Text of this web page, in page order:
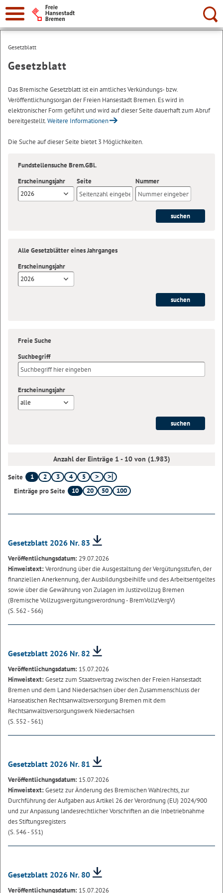
Suche:
Gesetzblatt
Gesetzblatt
Das Bremische Gesetzblatt ist ein amtliches Verkündungs- bzw.
Veröffentlichungsorgan der Freien Hansestadt Bremen. Es wird in
elektronischer Form geführt und wird auf dieser Seite dauerhaft zum Abruf
bereitgestellt.Weitere Informationen
Die Suche auf dieser Seite bietet 3 Möglichkeiten.
Fundstellensuche Brem.GBl.
Erscheinungsjahr
2026
Seite Nummer
Alle Gesetzblätter eines Jahrganges
Erscheinungsjahr
2026
Freie Suche
Suchbegriff
Erscheinungsjahr
alle
Anzahl der Einträge 1 - 10 von (1.983)
Seite 1 2 3 4
5
Einträge pro Seite
10 20 50 100
Gesetzblatt 2026 Nr. 83
Veröffentlichungsdatum: 29.07.2026
Hinweistext:Verordnung über die Ausgestaltung der Vergütungsstufen, der
finanziellen Anerkennung, der Ausbildungsbeihilfe und des Arbeitsentgeltes
sowie über die Gewährung von Zulagen im Justizvollzug Bremen
(Bremische Vollzugsvergütungsverordnung - BremVollzVergV)
(S. 562 - 566)
Gesetzblatt 2026 Nr. 82
Veröffentlichungsdatum: 15.07.2026
Hinweistext:Gesetz zum Staatsvertrag zwischen der Freien Hansestadt
Bremen und dem Land Niedersachsen über den Zusammenschluss der
Hanseatischen Rechtsanwaltsversorgung Bremen mit dem
Rechtsanwaltsversorgungswerk Niedersachsen
(S. 552 - 561)
Gesetzblatt 2026 Nr. 81
Veröffentlichungsdatum: 15.07.2026
Hinweistext:Gesetz zur Änderung des Bremischen Wahlrechts, zur
Durchführung der Aufgaben aus Artikel 26 der Verordnung (EU) 2024/900
und zur Anpassung landesrechtlicher Vorschriften an die Inbetriebnahme
des Stiftungsregisters
(S. 546 - 551)
Gesetzblatt 2026 Nr. 80
Veröffentlichungsdatum: 15.07.2026